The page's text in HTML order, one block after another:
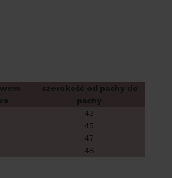
szerokość od pachy do
pachy
43
45
47
48